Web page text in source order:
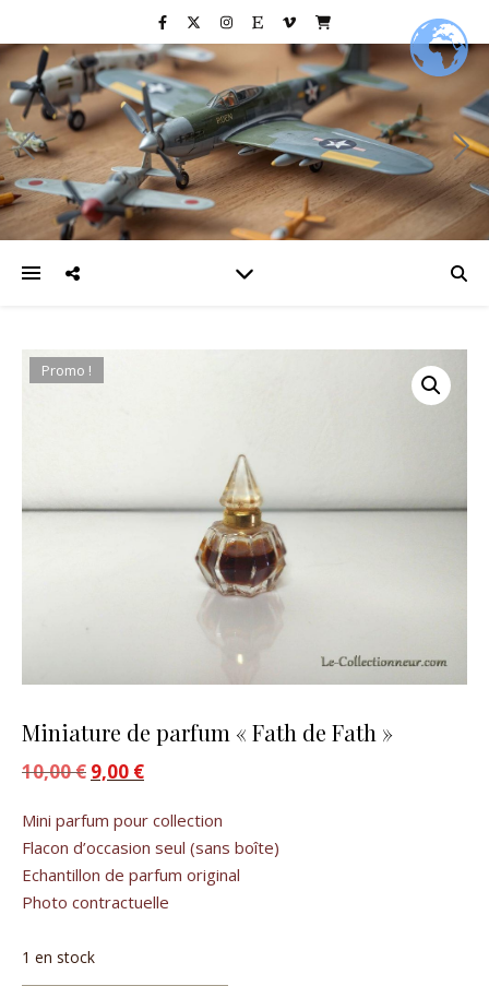
Promo !
Miniature de parfum « Fath de Fath »
10,00€ Le prix initial était : 10,00 €.
9,00 €Le prix actuel est : 9,00 €.
Mini parfum pour collection
Flacon d’occasion seul (sans boîte)
Echantillon de parfum original
Photo contractuelle
1 en stock